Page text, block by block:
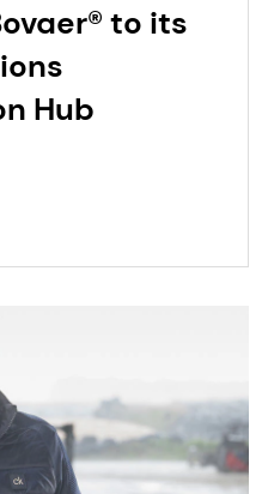
to its
Hub